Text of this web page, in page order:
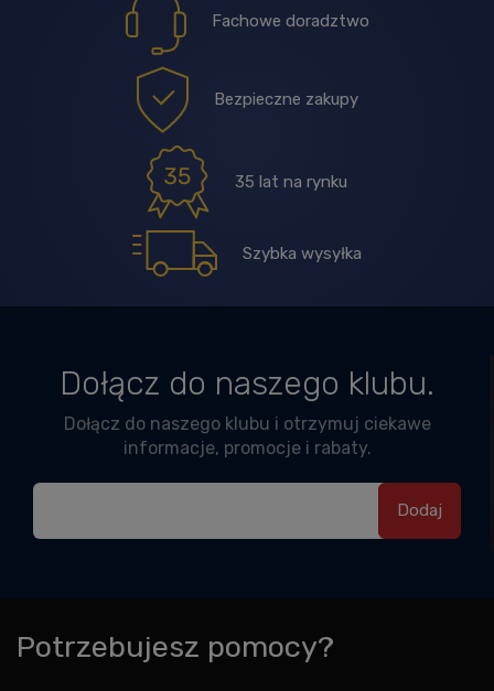
Fachowe doradztwo
Bezpieczne zakupy
35 lat na rynku
Szybka wysyłka
Dołącz do naszego klubu.
Dołącz do naszego klubu i otrzymuj ciekawe
informacje, promocje i rabaty.
Potrzebujesz pomocy?